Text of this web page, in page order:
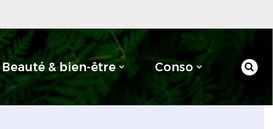
Beauté & bien-être Conso